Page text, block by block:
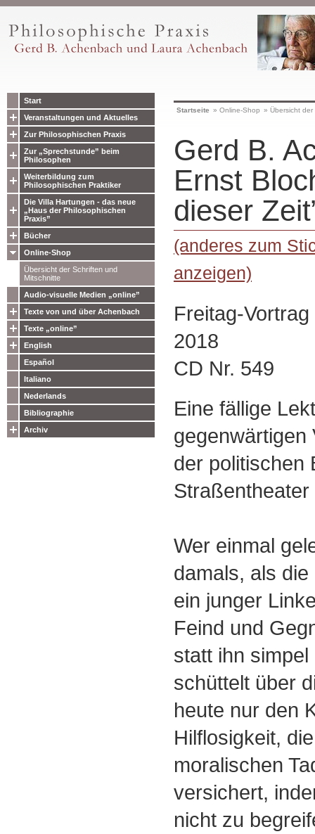
Start
Veranstaltungen und Aktuelles
Zur Philosophischen Praxis
Zur „Sprechstunde” beim
Philosophen
Weiterbildung zum
Philosophischen Praktiker
Die Villa Hartungen - das neue
„Haus der Philosophischen
Praxis”
Bücher
Online-Shop
Übersicht der Schriften und
Mitschnitte
Audio-visuelle Medien „online”
Texte von und über Achenbach
Texte „online”
English
Español
Italiano
Nederlands
Bibliographie
Archiv
Startseite » Online-Shop » Übersicht
Gerd B.
Ernst
dieser
(anderes zum
anzeigen)
Freitag-
2018
CD Nr. 549
Eine fällige
gegenwärtigen
der politischen
Wer einmal
damals, als
ein junger
Feind und
statt ihn
schüttelt über
heute nur den
Hilflosigkeit,
moralischen
versichert,
nicht zu